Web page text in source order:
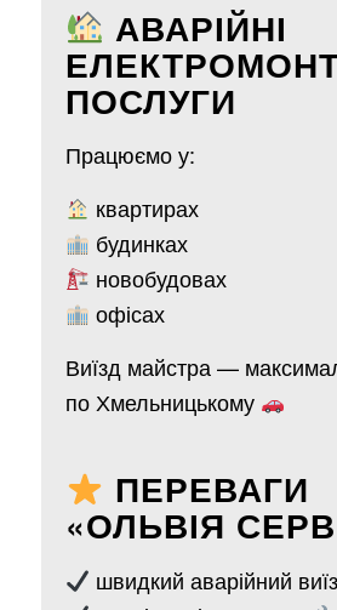
АВАРІЙНІ
ПОСЛУГИ
Працюємо у:
квартирах
будинках
новобудовах
офісах
Виїзд майстра —
по Хмельницькому
ПЕРЕВАГИ
«ОЛЬВІЯ
швидкий аварійний